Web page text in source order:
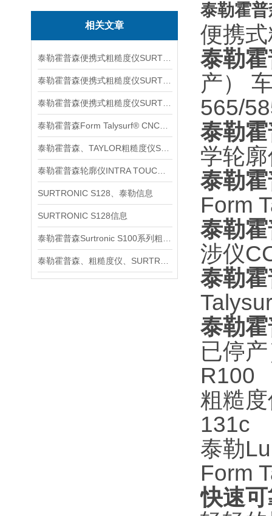
相关文章
SURTRONIC S128、泰勒信息
SURTRONIC S128信息
泰勒霍
便携
泰勒
产）
565/
泰勒
学轮
泰勒
Form
泰勒
涉仪
泰勒
泰勒
已停
R100
粗糙
131c
泰勒
Form
快速